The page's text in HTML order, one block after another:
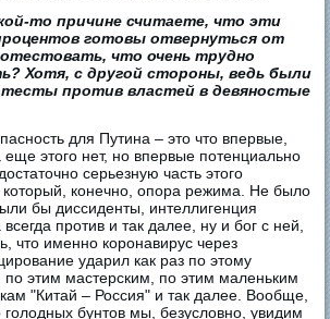
то причине считаете, что эти
готовы отвернуться от
что очень трудно
Хотя, с другой стороны, ведь были
против властей в девяностые
для Путина – это что впервые,
еще этого нет, но впервые потенциально
серьезную часть этого
который, конечно, опора режима. Не было
бы диссиденты, интеллигенция
против и так далее, ну и бог с ней,
что именно коронавирус через
ударил как раз по этому
по этим мастерским, по этим маленьким
"Китай – Россия" и так далее. Вообще,
голодных бунтов мы, безусловно, увидим